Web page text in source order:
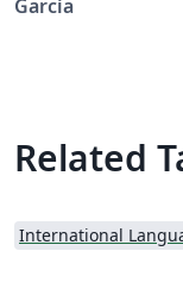
García
Related
International